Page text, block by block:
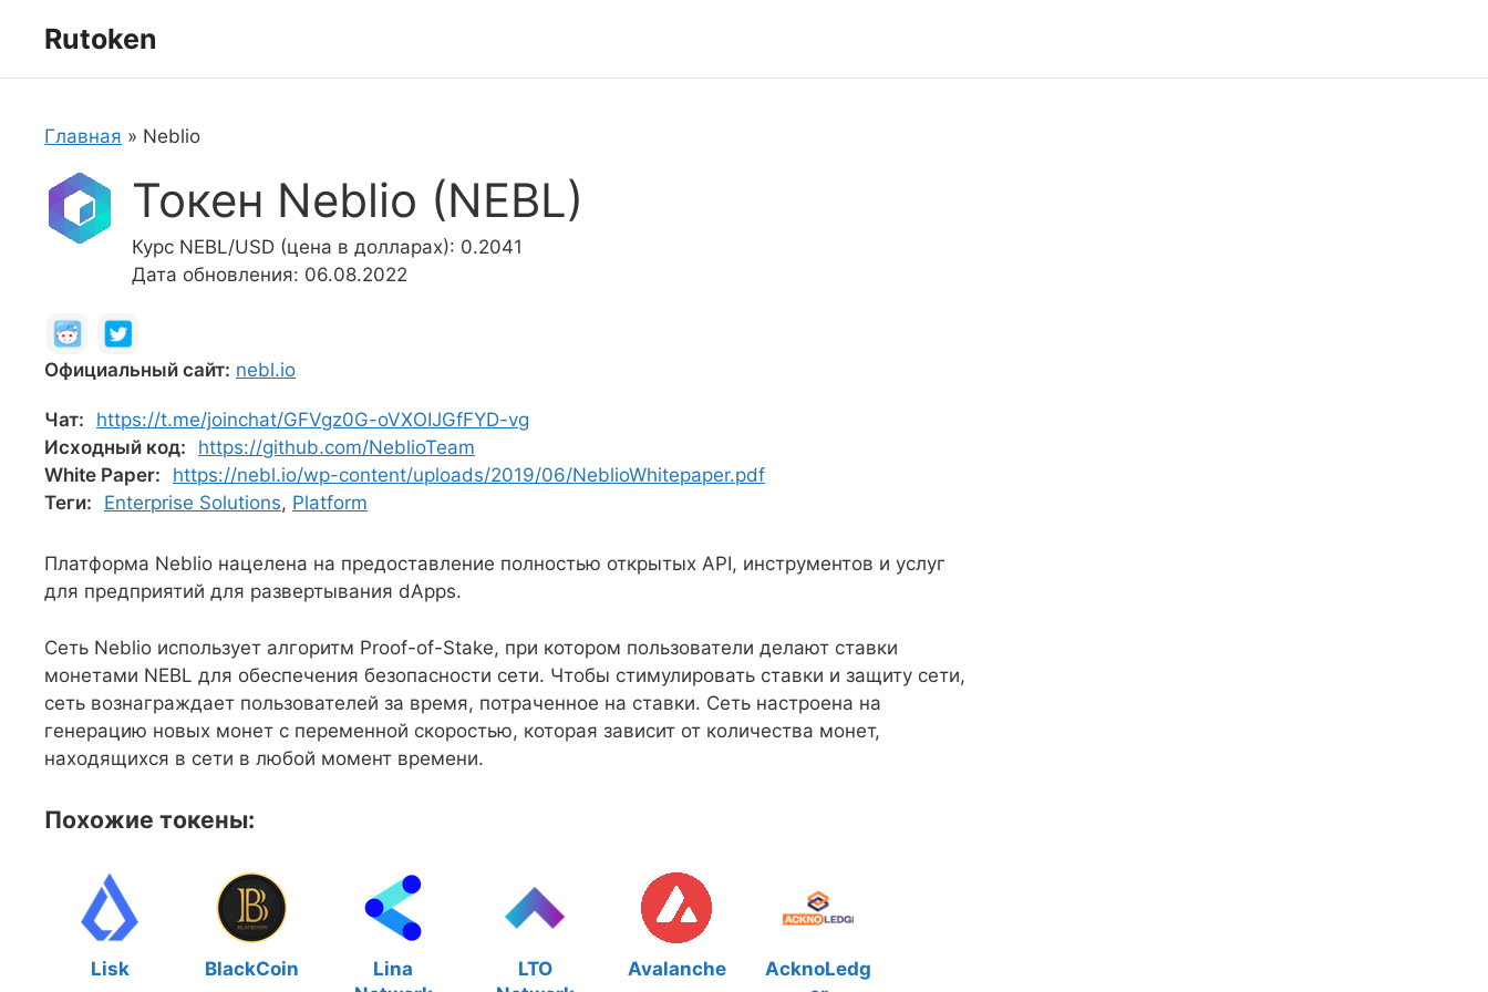
Rutoken
Главная » Neblio
Токен Neblio (NEBL)
Курс NEBL/USD (цена в долларах): 0.2041
Дата обновления: 06.08.2022
Официальный сайт: nebl.io
Чат:
https://t.me/joinchat/GFVgz0G-oVXOIJGfFYD-vg
Исходный код:
https://github.com/NeblioTeam
White Paper:
https://nebl.io/wp-content/uploads/2019/06/NeblioWhitepaper.pdf
Теги:
Enterprise Solutions, Platform
Платформа Neblio нацелена на предоставление полностью открытых API, инструментов и услуг
для предприятий для развертывания dApps.
Сеть Neblio использует алгоритм Proof-of-Stake, при котором пользователи делают ставки
монетами NEBL для обеспечения безопасности сети. Чтобы стимулировать ставки и защиту сети,
сеть вознаграждает пользователей за время, потраченное на ставки. Сеть настроена на
генерацию новых монет с переменной скоростью, которая зависит от количества монет,
находящихся в сети в любой момент времени.
Похожие токены:
Lisk BlackCoin
Lina
LTO
Avalanche
AcknoLedg